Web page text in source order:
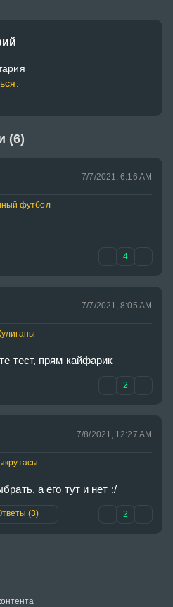
(6)
7/7/2021, 6:16 AM
футбол
4
7/7/2021, 8:05 AM
тест, прям кайфарик
2
7/8/2021, 12:27 AM
а его тут и нет :/
(3) 2